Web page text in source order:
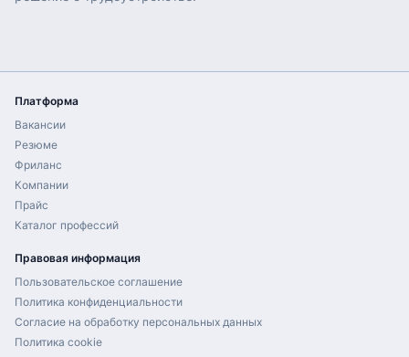
Платформа
Вакансии
Резюме
Фриланс
Компании
Прайс
Каталог профессий
Правовая информация
Пользовательское соглашение
Политика конфиденциальности
Согласие на обработку персональных данных
Политика cookie